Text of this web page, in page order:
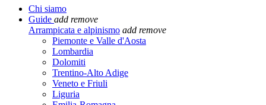
Chi siamo
Guide add remove
Arrampicata e alpinismo add remove
Piemonte e Valle d'Aosta
Lombardia
Dolomiti
Trentino-Alto Adige
Veneto e Friuli
Liguria